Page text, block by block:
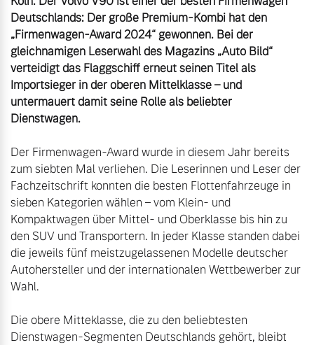
Deutschlands: Der große Premium-Kombi hat den
„Firmenwagen-Award 2024“ gewonnen. Bei der
gleichnamigen Leserwahl des Magazins „Auto Bild“
verteidigt das Flaggschiff erneut seinen Titel als
Importsieger in der oberen Mittelklasse – und
untermauert damit seine Rolle als beliebter
Dienstwagen.
Der Firmenwagen-Award wurde in diesem Jahr bereits
zum siebten Mal verliehen. Die Leserinnen und Leser der
Fachzeitschrift konnten die besten Flottenfahrzeuge in
sieben Kategorien wählen – vom Klein- und
Kompaktwagen über Mittel- und Oberklasse bis hin zu
den SUV und Transportern. In jeder Klasse standen dabei
die jeweils fünf meistzugelassenen Modelle deutscher
Autohersteller und der internationalen Wettbewerber zur
Wahl.
Die obere Mitteklasse, die zu den beliebtesten
Dienstwagen-Segmenten Deutschlands gehört, bleibt